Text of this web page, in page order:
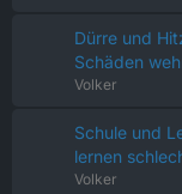
Dürre und
Schäden
Volker
Schule und
lernen
Volker